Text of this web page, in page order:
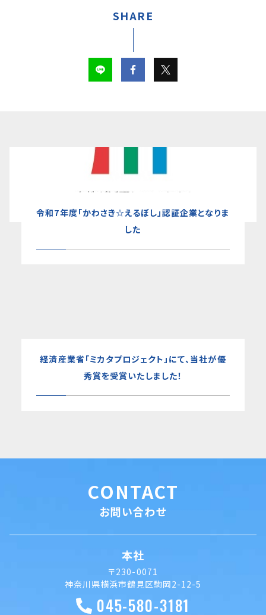
SHARE
令和7年度「かわさき☆えるぼし」認証企業となりま
した
経済産業省「ミカタプロジェクト」にて、当社が優
秀賞を受賞いたしました！
CONTACT
お問い合わせ
本社
〒230-0071
神奈川県横浜市鶴見区駒岡2-12-5
045-580-3181